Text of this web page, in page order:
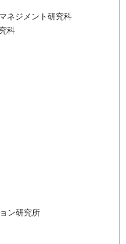
ネジメント研究科
科
ン研究所